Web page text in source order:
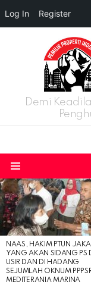
Demi
LATEST
STORIES
NAAS, HAKIM PTUN
YANG AKAN SIDANG PS
USIR DAN DI HADANG
SEJUMLAH OKNUM
MEDITERANIA MARINA
Log In Register